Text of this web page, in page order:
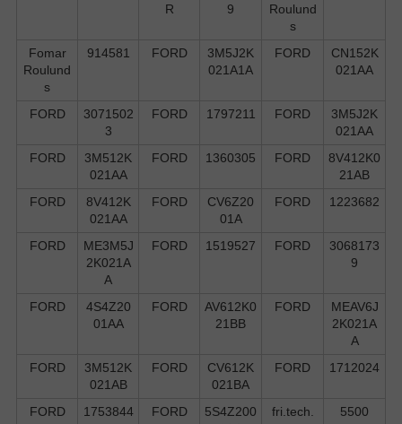
R
9
Roulund
s
Fomar
Roulund
s
914581 FORD
3M5J2K
021A1A
FORD
CN152K
021AA
FORD
3071502
3
FORD 1797211 FORD
3M5J2K
021AA
FORD
3M512K
021AA
FORD 1360305 FORD
8V412K0
21AB
FORD
8V412K
021AA
FORD
CV6Z20
01A
FORD 1223682
FORD
ME3M5J
2K021A
A
FORD 1519527 FORD
3068173
9
FORD
4S4Z20
01AA
FORD
AV612K0
21BB
FORD
MEAV6J
2K021A
A
FORD
3M512K
021AB
FORD
CV612K
021BA
FORD 1712024
FORD 1753844 FORD
5S4Z200
fri.tech. 5500